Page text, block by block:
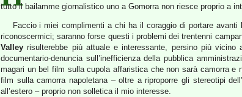
tutto il bailamme giornalistico uno a Gomorra non riesce proprio a
Faccio i miei complimenti a chi ha il coraggio di portare
riconoscermici; saranno forse questi i problemi dei trentenni
Valley risulterebbe più attuale e interessante, persino più
documentario-denuncia sull’inefficienza della pubblica
magari un bel film sulla cupola affaristica che non sarà camorra
film sulla camorra napoletana – oltre a riproporre gli stereotipi
all’estero – proprio non solletica il mio interesse.